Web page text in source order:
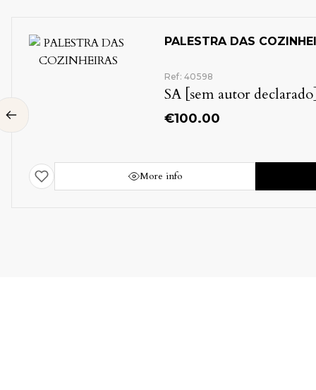
DAS COZINHEIRAS
Liberalismo
Usos e Costumes
Buy